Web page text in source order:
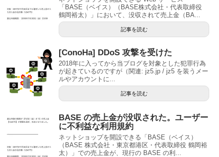
「BASE（ベイス）（BASE株式会社・代表取締役
鶴岡裕太）」において、没収されて売上金（BA...
記事を読む
[ConoHa] DDoS 攻撃を受けた
2018年に入ってから当ブログを対象とした犯罪行為
が起きているのですが（関連: jz5.jp / jz5 を装うメー
ルやアカウントに...
記事を読む
BASE の売上金が没収された。ユーザー
に不利益な利用規約
ネットショップを開設できる「BASE（ベイス）
（BASE 株式会社・東京都港区・代表取締役 鶴岡裕
太）」での売上金が、現行の BASE の利...